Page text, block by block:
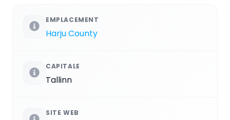
EMPLACEMENT
Harju County
CAPITALE
Tallinn
SITE WEB